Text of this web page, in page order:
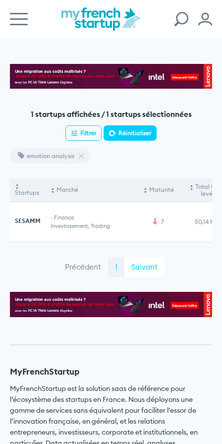
1 startups affichées / 1 startups sélectionnées
Filtrer Réinitialiser
emotion analysis
Startups Marché Maturité
Total
levés
SESAMM - Finance
Investissement, Trading
7 50,14 M€
Précédent 1 Suivant
MyFrenchStartup
MyFrenchStartup est la solution saas de référence pour
l’écosystème des startups en France. Nous déployons une
gamme de services sans équivalent pour faciliter l’essor de
l’innovation française, en général, et les relations
entrepreneurs, investisseurs, corporate et institutionnels, en